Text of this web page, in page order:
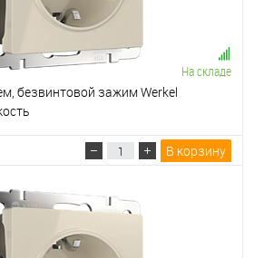
На складе
безвинтовой зажим Werkel
В корзину